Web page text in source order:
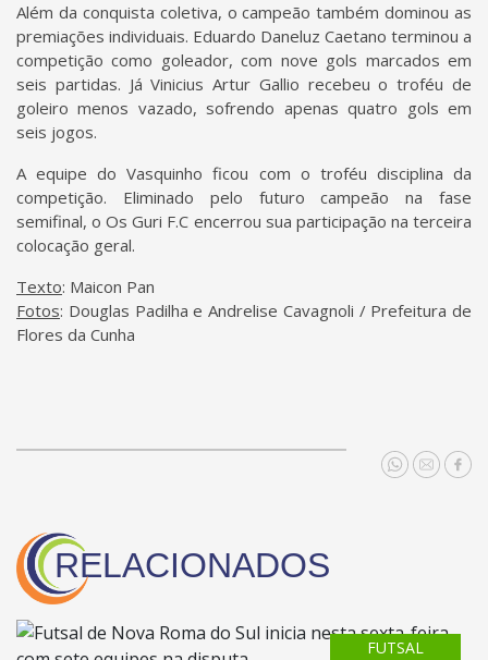
Além da conquista coletiva, o campeão também dominou as
premiações individuais. Eduardo Daneluz Caetano terminou a
competição como goleador, com nove gols marcados em
seis partidas. Já Vinicius Artur Gallio recebeu o troféu de
goleiro menos vazado, sofrendo apenas quatro gols em
seis jogos.
A equipe do Vasquinho ficou com o troféu disciplina da
competição. Eliminado pelo futuro campeão na fase
semifinal, o Os Guri F.C encerrou sua participação na terceira
colocação geral.
Texto: Maicon Pan
Fotos: Douglas Padilha e Andrelise Cavagnoli / Prefeitura de
Flores da Cunha
RELACIONADOS
FUTSAL